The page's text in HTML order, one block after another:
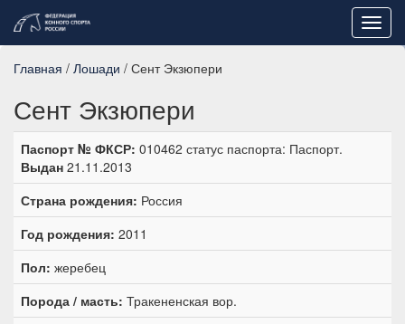
Главная / Лошади / Сент Экзюпери
Сент Экзюпери
Паспорт № ФКСР: 010462 статус паспорта: Паспорт.
Выдан 21.11.2013
Страна рождения: Россия
Год рождения: 2011
Пол: жеребец
Порода / масть: Тракененская вор.